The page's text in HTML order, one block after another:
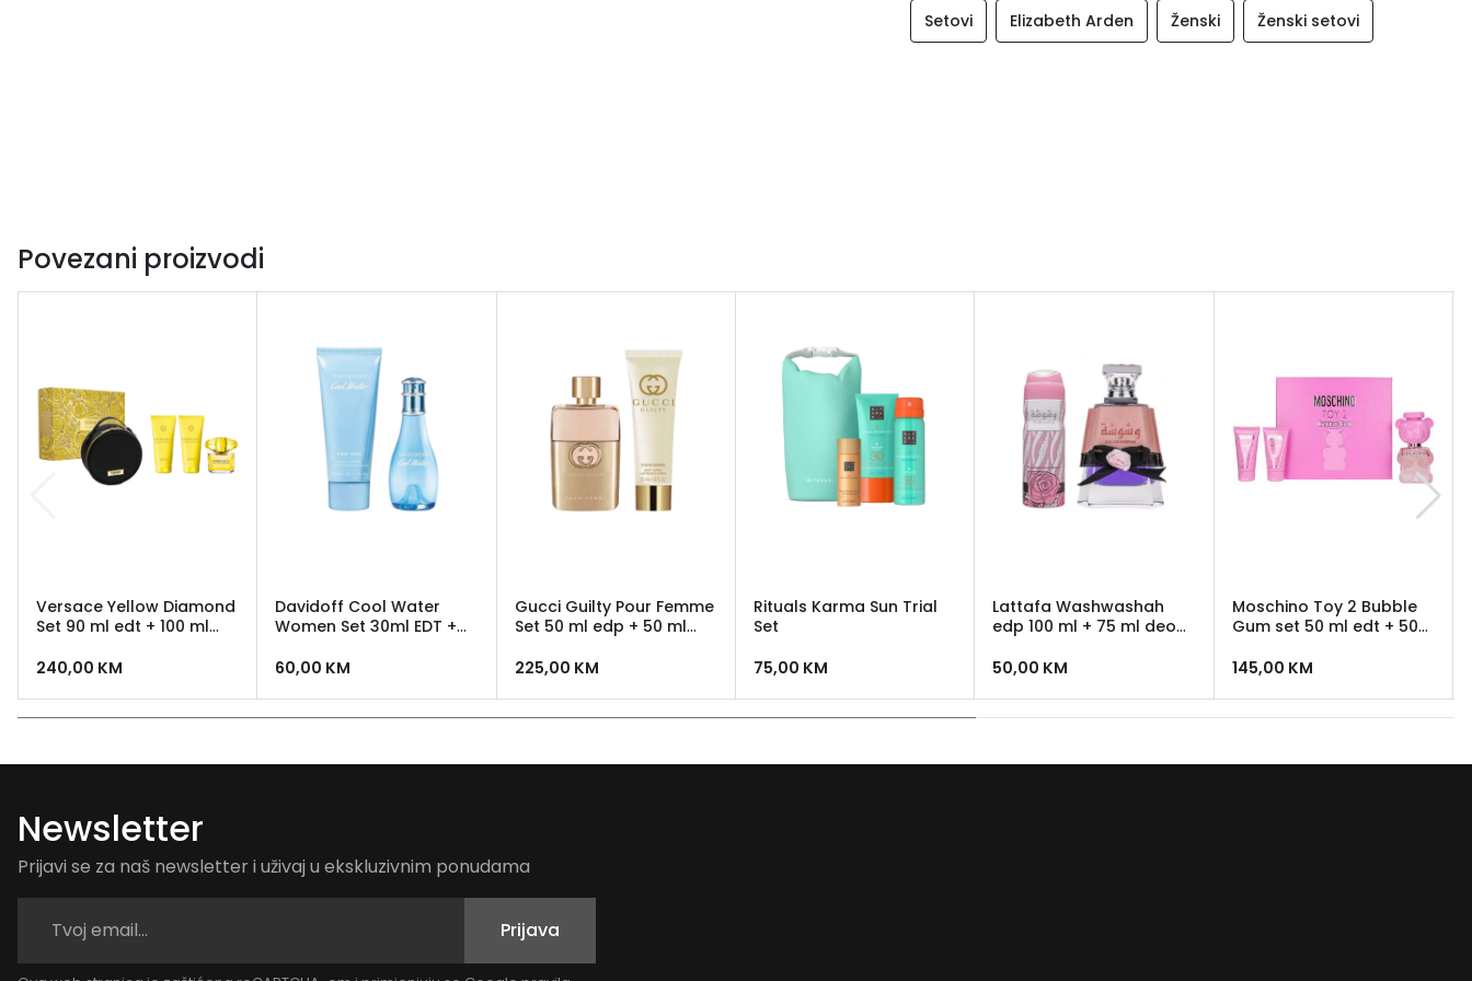
Setovi Elizabeth Arden Ženski Ženski setovi
Povezani proizvodi
Versace Yellow Diamond
Set 90 ml edt + 100 ml
tusiranje + kozmeticka
240,00 KM
Davidoff Cool Water
Women Set 30ml EDT +
60,00 KM
Gucci Guilty Pour Femme
Set 50 ml edp + 50 ml
225,00 KM
Rituals Karma Sun Trial
Set
75,00 KM
Lattafa Washwashah
edp 100 ml + 75 ml deo
50,00 KM
Moschino Toy 2 Bubble
Gum set 50 ml edt + 50
tusiranje
145,00 KM
Newsletter
Prijavi se za naš newsletter i uživaj u ekskluzivnim ponudama
Prijava